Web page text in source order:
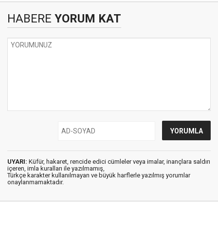
HABERE YORUM KAT
UYARI: Küfür, hakaret, rencide edici cümleler veya imalar, inançlara saldırı
içeren, imla kuralları ile yazılmamış,
Türkçe karakter kullanılmayan ve büyük harflerle yazılmış yorumlar
onaylanmamaktadır.